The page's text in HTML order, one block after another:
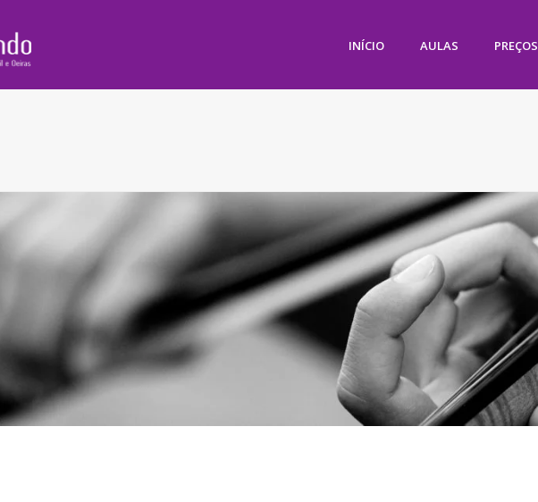
INÍCIO AULAS PREÇOS